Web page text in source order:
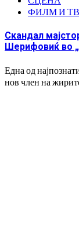
ФИЛМ И ТВ
Скандал
Шерифовиќ во
Една од
нов член на